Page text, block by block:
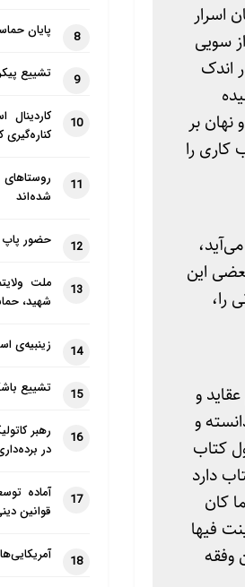
اسرار
سویی
اندک
بر
را
این
را،
و
و
کتاب
دارد
کان
فیها
وفقه
8 پایان
9 تشییع
10
کناره‌گیری
11
شده‌اند
12 حضور پاپ
13
ملت
شهید،
14 زینبیه‌ی
15 تشییع
16
رهبر
در
17
آماده
قوانین
18